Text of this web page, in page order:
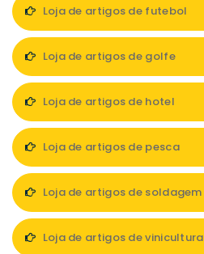
Loja de artigos de futebol
Loja de artigos de golfe
Loja de artigos de hotel
Loja de artigos de pesca
Loja de artigos de soldagem
Loja de artigos de vinicultura